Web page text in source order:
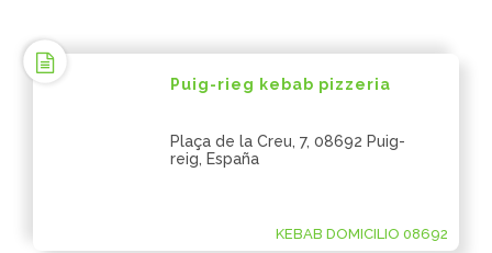
Puig-rieg kebab pizzeria
Plaça de la Creu, 7, 08692 Puig-
reig, España
KEBAB DOMICILIO 08692